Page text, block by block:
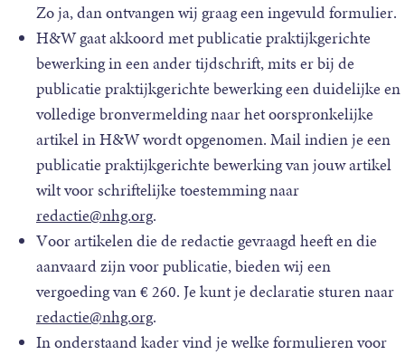
Zo ja, dan ontvangen wij graag een ingevuld formulier.
H&W gaat akkoord met publicatie praktijkgerichte
bewerking in een ander tijdschrift, mits er bij de
publicatie praktijkgerichte bewerking een duidelijke en
volledige bronvermelding naar het oorspronkelijke
artikel in H&W wordt opgenomen. Mail indien je een
publicatie praktijkgerichte bewerking van jouw artikel
wilt voor schriftelijke toestemming naar
redactie@nhg.org.
Voor artikelen die de redactie gevraagd heeft en die
aanvaard zijn voor publicatie, bieden wij een
vergoeding van € 260. Je kunt je declaratie sturen naar
redactie@nhg.org.
In onderstaand kader vind je welke formulieren voor